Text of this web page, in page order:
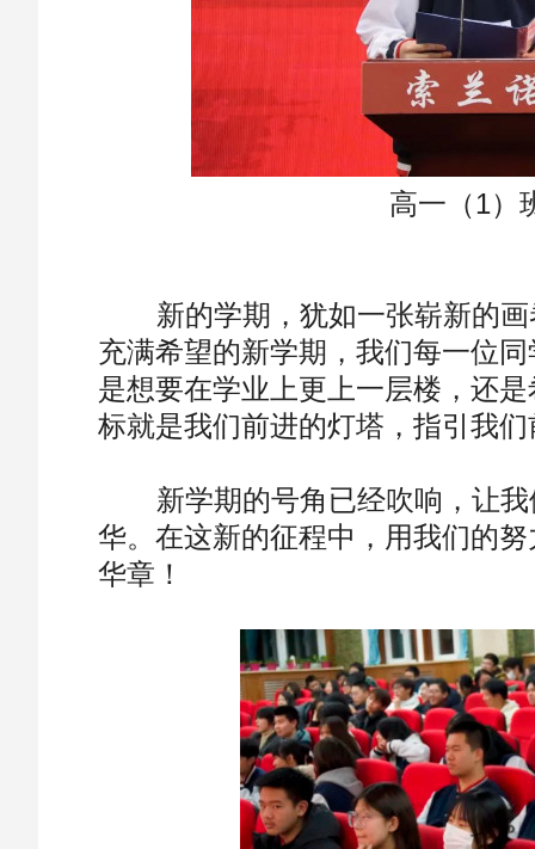
高一（1）
新的学期，犹如一张崭新的画
充满希望的新学期，我们每一位
是想要在学业上更上一层楼，还
标就是我们前进的灯塔，指引我
新学期的号角已经吹响，让我
华。在这新的征程中，用我们的
华章！